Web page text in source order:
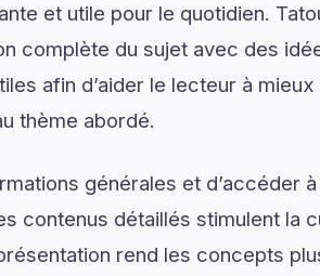
et utile pour le quotidien.
complète du sujet avec des
afin d’aider le lecteur à
thème abordé.
générales et d’accéder à
contenus détaillés stimulent la
rend les concepts